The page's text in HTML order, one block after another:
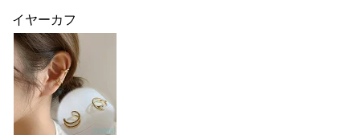
イヤーカフ